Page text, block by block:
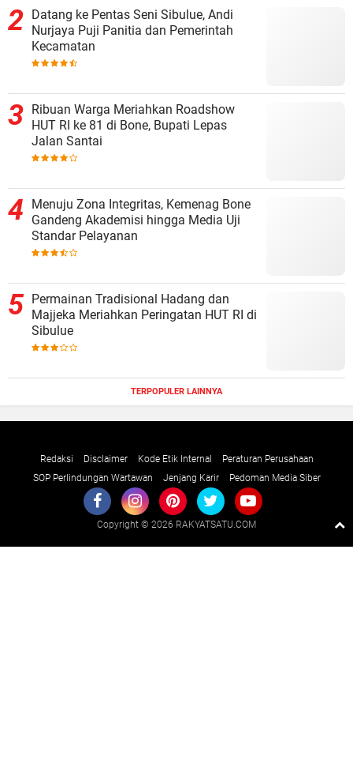
Datang ke Pentas Seni Sibulue, Andi
Nurjaya Puji Panitia dan Pemerintah
Kecamatan
Ribuan Warga Meriahkan Roadshow
HUT RI ke 81 di Bone, Bupati Lepas
Jalan Santai
Menuju Zona Integritas, Kemenag Bone
Gandeng Akademisi hingga Media Uji
Standar Pelayanan
Permainan Tradisional Hadang dan
Majjeka Meriahkan Peringatan HUT RI di
Sibulue
TERPOPULER LAINNYA
Redaksi Disclaimer Kode Etik Internal
Peraturan Perusahaan
SOP Perlindungan Wartawan
Jenjang Karir Pedoman Media Siber
Copyright © 2026 RAKYATSATU.COM
Raushan